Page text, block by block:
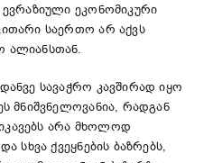
ეკონომიკური
საერთო არ აქვს
ალიანსთან.
სავაჭრო კავშირად იყო
მნიშვნელოვანია, რადგან
არა მხოლოდ
სხვა ქვეყნების ბაზრებს,